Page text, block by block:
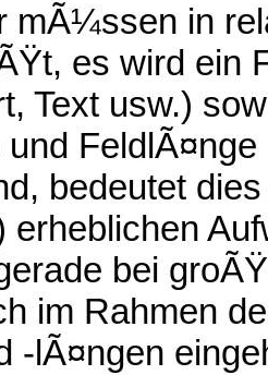
mÃ¼ssen in
es wird ein
Text usw.)
bedeutet
erheblichen
bei
im Rahmen
-lÃ¤ngen